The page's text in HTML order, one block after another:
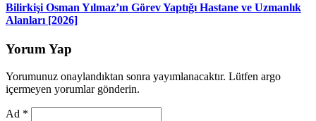
Bilirkişi Osman Yılmaz’ın Görev Yaptığı Hastane ve Uzmanlık
Alanları [2026]
Yorum Yap
Yorumunuz onaylandıktan sonra yayımlanacaktır. Lütfen argo
içermeyen yorumlar gönderin.
Ad *